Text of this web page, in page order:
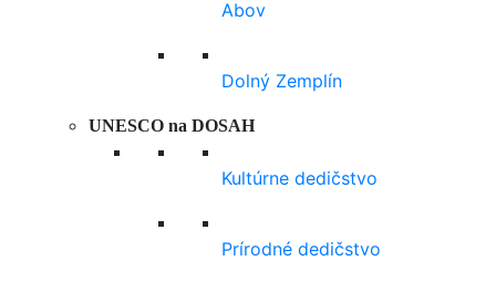
Abov
Dolný Zemplín
UNESCO na DOSAH
Kultúrne dedičstvo
Prírodné dedičstvo